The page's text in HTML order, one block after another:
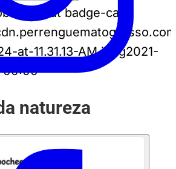
badge-cat badge-cat--
at-11.31.13-AM.jpeg2021-
natureza